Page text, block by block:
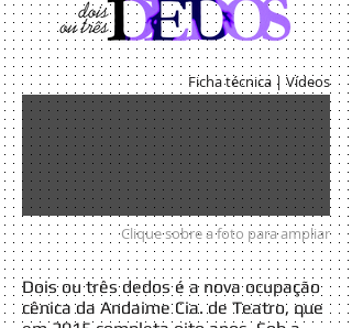
Ficha técnica | Vídeos
Dois ou três dedos é a nova ocupação
cênica da Andaime Cia. de Teatro, que
Clique sobre a foto para ampliar